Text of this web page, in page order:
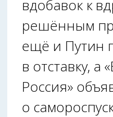
вдобавок к
решённым
ещё и Путин
в отставку, а
Россия»
о